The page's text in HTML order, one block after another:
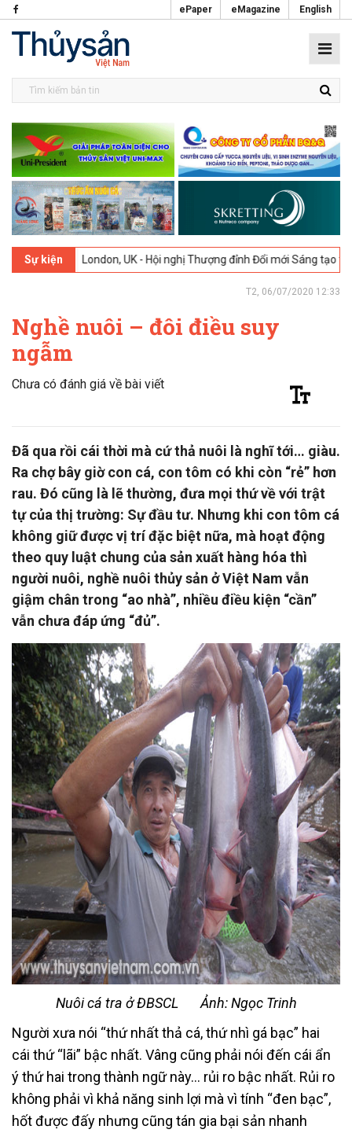
ePaper eMagazine English
Sự kiện
London, UK - Hội nghị Thượng đỉnh Đổi mới Sáng tạo trong
T2, 06/07/2020 12:33
Nghề nuôi – đôi điều suy
ngẫm
Chưa có đánh giá về bài viết
Đã qua rồi cái thời mà cứ thả nuôi là nghĩ tới… giàu.
Ra chợ bây giờ con cá, con tôm có khi còn “rẻ” hơn
rau. Đó cũng là lẽ thường, đưa mọi thứ về với trật
tự của thị trường: Sự đầu tư. Nhưng khi con tôm cá
không giữ được vị trí đặc biệt nữa, mà hoạt động
theo quy luật chung của sản xuất hàng hóa thì
người nuôi, nghề nuôi thủy sản ở Việt Nam vẫn
giậm chân trong “ao nhà”, nhiều điều kiện “cần”
vẫn chưa đáp ứng “đủ”.
Nuôi cá tra ở ĐBSCL
Ảnh: Ngọc Trinh
Người xưa nói “thứ nhất thả cá, thứ nhì gá bạc” hai
cái thứ “lãi” bậc nhất. Vâng cũng phải nói đến cái ẩn
ý thứ hai trong thành ngữ này… rủi ro bậc nhất. Rủi ro
không phải vì khả năng sinh lợi mà vì tính “đen bạc”,
hốt được đấy nhưng cũng tán gia bại sản nhanh